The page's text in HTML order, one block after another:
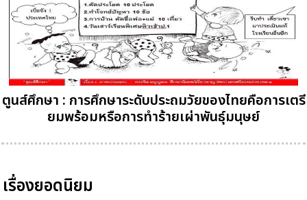
ตูนส์ศึกษา : การศึกษาระดับประถมวัยของไทยคือการเตรี
ยมพร้อมหรือการทำร้ายเผ่าพันธุ์มนุษย์
เรื่องยอดนิยม